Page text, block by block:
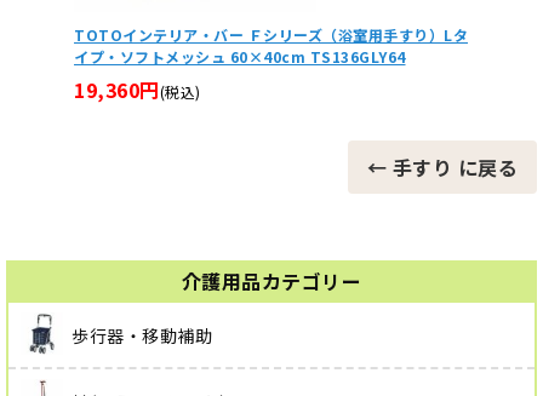
介護用品カテゴリー
歩行器・移動補助
TOTOインテリア・バー Ｆシリーズ（浴室用手すり）Lタ
イプ・ソフトメッシュ 60×40cm TS136GLY64
19,360円(税込)
← 手すり に戻る